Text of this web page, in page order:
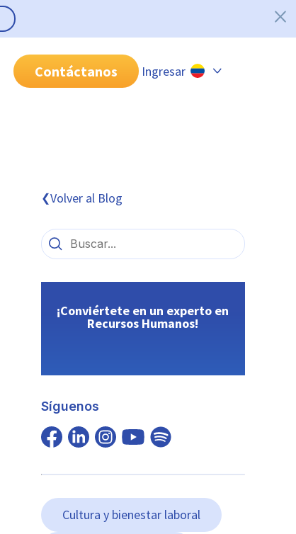
Contáctanos Ingresar
❮Volver al Blog
¡Conviértete en un experto en
Recursos Humanos!
Síguenos
Cultura y bienestar laboral